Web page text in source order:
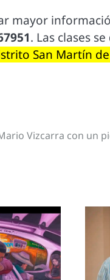
mayor
. Las clases
San Martín
Vizcarra con un